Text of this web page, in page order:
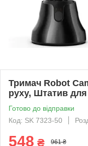
Тримач Robot
руху, Штатив
Готово до відправки
Код: SK 7323-50
548 ₴ 961 ₴